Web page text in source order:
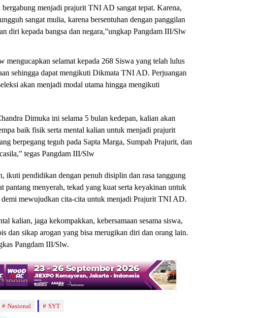
menjadi prajurit TNI AD sangat tepat. Karena,
sangat mulia, karena bersentuhan dengan panggilan
diri kepada bangsa dan negara,”ungkap Pangdam III/Slw
mengucapkan selamat kepada 268 Siswa yang telah lulus
sehingga dapat mengikuti Dikmata TNI AD. Perjuangan
akan menjadi modal utama hingga mengikuti
Dimuka ini selama 5 bulan kedepan, kalian akan
baik fisik serta mental kalian untuk menjadi prajurit
berpegang teguh pada Sapta Marga, Sumpah Prajurit, dan
tegas Pangdam III/Slw
ikuti pendidikan dengan penuh disiplin dan rasa tanggung
pantang menyerah, tekad yang kuat serta keyakinan untuk
demi mewujudkan cita-cita untuk menjadi Prajurit TNI AD.
kalian, jaga kekompakkan, kebersamaan sesama siswa,
dan sikap arogan yang bisa merugikan diri dan orang lain.
Pangdam III/Slw.
Nasional SYT